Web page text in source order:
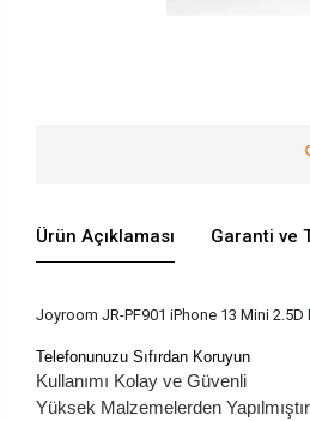
Ürün Açıklaması Garanti ve
Joyroom JR-PF901 iPhone 13 Mini 2.5D
Telefonunuzu Sıfırdan Koruyun
Kullanımı Kolay ve Güvenli
Yüksek Malzemelerden Yapılmıştır